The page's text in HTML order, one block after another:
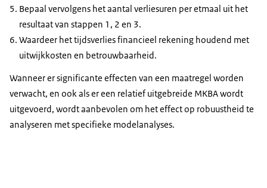
Bepaal vervolgens het aantal verliesuren per etmaal uit het
resultaat van stappen 1, 2 en 3.
Waardeer het tijdsverlies financieel rekening houdend met
uitwijkkosten en betrouwbaarheid.
Wanneer er significante effecten van een maatregel worden
verwacht, en ook als er een relatief uitgebreide MKBA wordt
uitgevoerd, wordt aanbevolen om het effect op robuustheid te
analyseren met specifieke modelanalyses.